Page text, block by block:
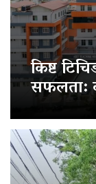
किष्ट
सफलता: